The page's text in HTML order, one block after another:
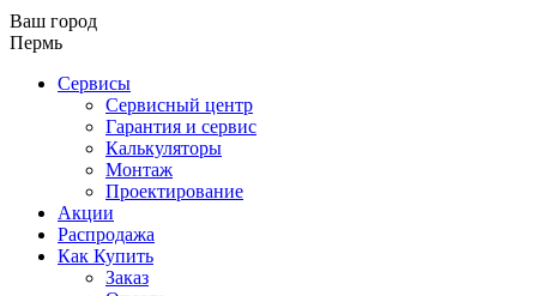
Ваш город
Пермь
Сервисы
Сервисный центр
Гарантия и сервис
Калькуляторы
Монтаж
Проектирование
Акции
Распродажа
Как Купить
Заказ